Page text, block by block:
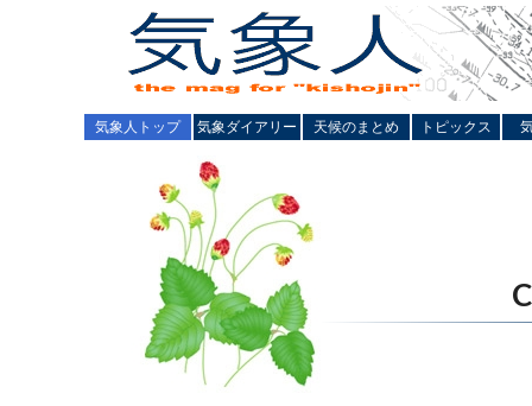
気象人トップ 気象ダイアリー 天候のまとめ トピックス